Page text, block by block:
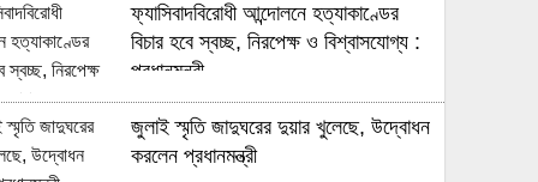
ফ্যাসিবাদবিরোধী আন্দোলনে হত্যাকাণ্ডের
বিচার হবে স্বচ্ছ, নিরপেক্ষ ও বিশ্বাসযোগ্য :
প্রধানমন্ত্রী
জুলাই স্মৃতি জাদুঘরের দুয়ার খুলেছে, উদ্বোধন
করলেন প্রধানমন্ত্রী